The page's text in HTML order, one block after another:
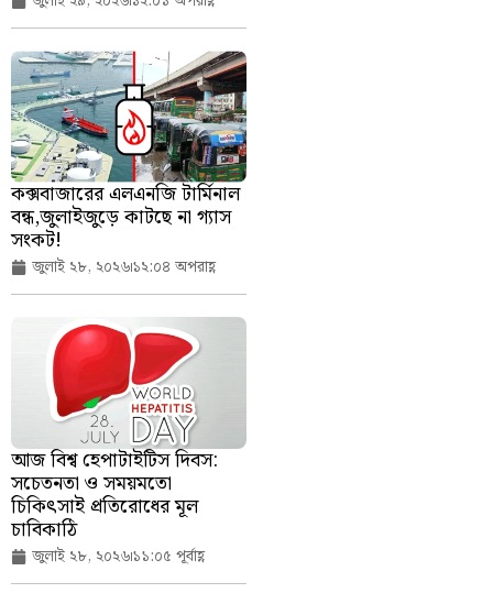
কক্সবাজারের এলএনজি টার্মিনাল
বন্ধ,জুলাইজুড়ে কাটছে না গ্যাস
সংকট!
জুলাই ২৮, ২০২৬১২:০৪ অপরাহ্ণ
আজ বিশ্ব হেপাটাইটিস দিবস:
সচেতনতা ও সময়মতো
চিকিৎসাই প্রতিরোধের মূল
চাবিকাঠি
জুলাই ২৮, ২০২৬১১:০৫ পূর্বাহ্ণ